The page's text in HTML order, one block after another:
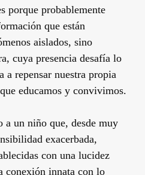
porque probablemente
que están
aislados, sino
cuya presencia desafía lo
repensar nuestra propia
educamos y convivimos.
a un niño que, desde muy
exacerbada,
con una lucidez
conexión innata con lo